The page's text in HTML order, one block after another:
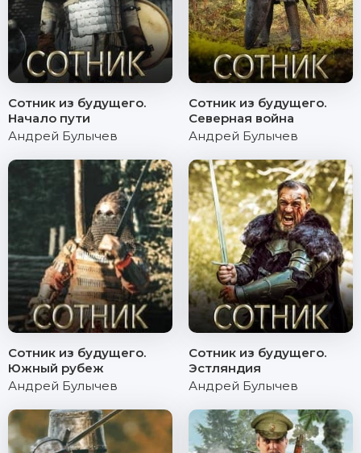
Сотник из будущего.
Начало пути
Андрей Булычев
Сотник из будущего.
Северная война
Андрей Булычев
Сотник из будущего.
Южный рубеж
Андрей Булычев
Сотник из будущего.
Эстляндия
Андрей Булычев